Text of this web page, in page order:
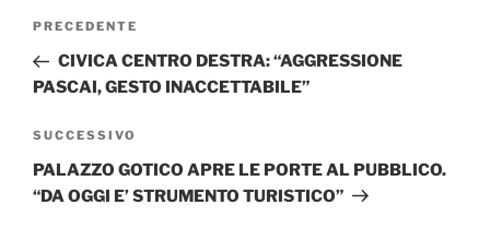
Navigazione
Articolo
precedente:
PRECEDENTE
CIVICA CENTRO DESTRA: “AGGRESSIONE
PASCAI, GESTO INACCETTABILE”
Articolo
successivo
SUCCESSIVO
PALAZZO GOTICO APRE LE PORTE AL PUBBLICO.
“DA OGGI E’ STRUMENTO TURISTICO”